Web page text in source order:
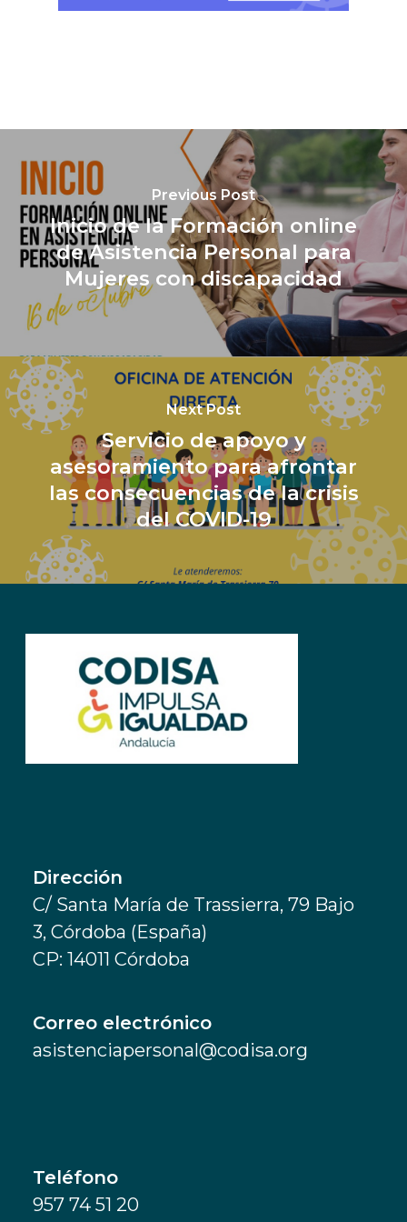
Previous Post
Inicio de la Formación online
de Asistencia Personal para
Mujeres con discapacidad
Next Post
Servicio de apoyo y
asesoramiento para afrontar
las consecuencias de la crisis
del COVID-19
Dirección
C/ Santa María de Trassierra, 79 Bajo
3, Córdoba (España)
CP: 14011 Córdoba
Correo electrónico
asistenciapersonal@codisa.org
Teléfono
957 74 51 20